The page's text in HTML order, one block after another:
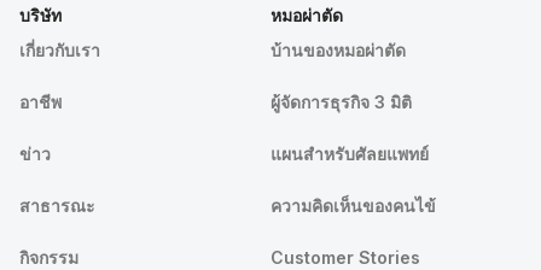
บริษัท
เกี่ยวกับเรา
อาชีพ
ข่าว
สาธารณะ
กิจกรรม
หมอผ่าตัด
บ้านของหมอผ่าตัด
ผู้จัดการธุรกิจ 3 มิติ
แผนสำหรับศัลยแพทย์
ความคิดเห็นของคนไข้
Customer Stories